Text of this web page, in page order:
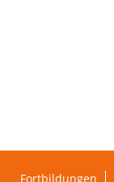
Fortbildungen